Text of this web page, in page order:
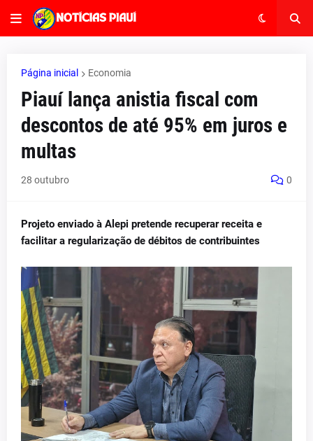
Página inicial Economia
Piauí lança anistia fiscal com
descontos de até 95% em juros e
multas
28 outubro 0
Projeto enviado à Alepi pretende recuperar receita e
facilitar a regularização de débitos de contribuintes